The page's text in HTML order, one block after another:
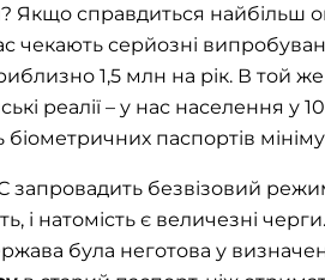
Якщо справдиться найбільш
чекають серйозні
1,5 млн на рік. В той
реалії – у нас населення у
паспортів
безвізовий
і натомість є величезні
була неготова у